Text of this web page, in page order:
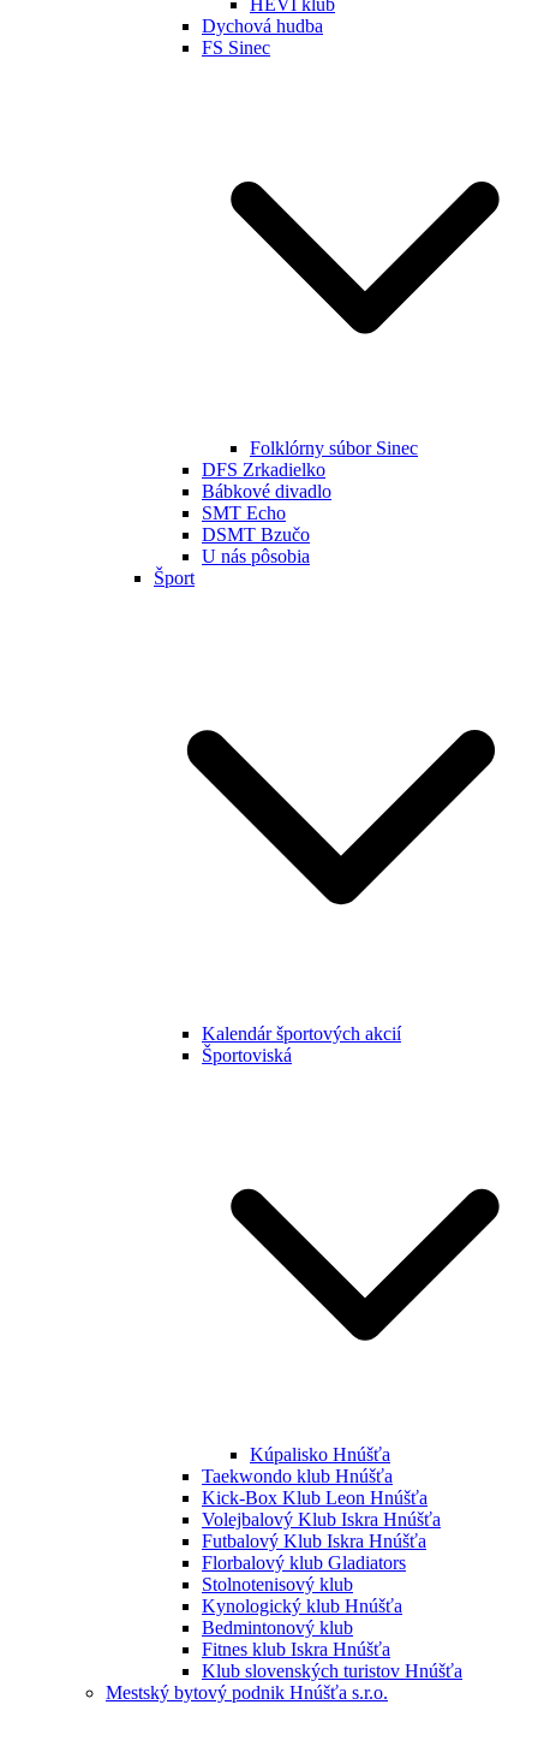
HEVI klub
Dychová hudba
FS Sinec
Folklórny súbor Sinec
DFS Zrkadielko
Bábkové divadlo
SMT Echo
DSMT Bzučo
U nás pôsobia
Šport
Kalendár športových akcií
Športoviská
Kúpalisko Hnúšťa
Taekwondo klub Hnúšťa
Kick-Box Klub Leon Hnúšťa
Volejbalový Klub Iskra Hnúšťa
Futbalový Klub Iskra Hnúšťa
Florbalový klub Gladiators
Stolnotenisový klub
Kynologický klub Hnúšťa
Bedmintonový klub
Fitnes klub Iskra Hnúšťa
Klub slovenských turistov Hnúšťa
Mestský bytový podnik Hnúšťa s.r.o.